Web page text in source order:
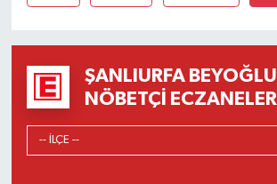
ŞANLIURFA BEYOĞLU
NÖBETÇI ECZANELER